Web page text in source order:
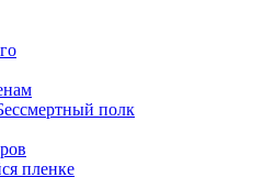
полк
пленке